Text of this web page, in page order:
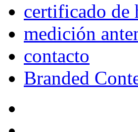
certificado de
medición
contacto
Branded